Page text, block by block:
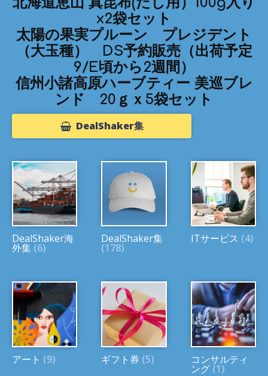
x2袋セット
太陽の果実プルーン プレジデント
（大玉種） DS予約販売（出荷予定
9/E頃から2週間）
信州小諸高原ハーブティー 美巡ブレ
ンド 20ｇｘ5袋セット
DealShaker集
DealShaker海
外集 (6)
DealShaker集
(178)
ITサービス (4)
アート (9) ギフト券 (5) コンサルティ
ング (1)